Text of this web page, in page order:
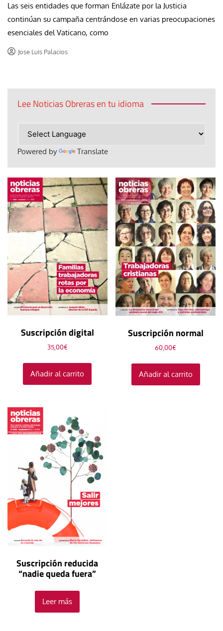
Las seis entidades que forman Enlázate por la Justicia
continúan su campaña centrándose en varias preocupaciones
esenciales del Vaticano, como
Jose Luis Palacios
Lee Noticias Obreras en tu idioma
Powered by Translate
Suscripción digital
35,00€
Añadir al carrito
Suscripción normal
60,00€
Añadir al carrito
Suscripción reducida
“nadie queda fuera”
Leer más